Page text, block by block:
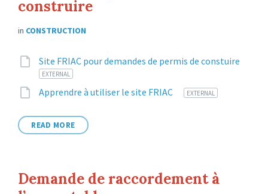
construire
in CONSTRUCTION
Attachments
Site FRIAC pour demandes de permis de constuire
File
chEXTERNAL
Apprendre à utiliser le site FRIAC
File
EXTERNAL
READ MORE
Demande de raccordement à